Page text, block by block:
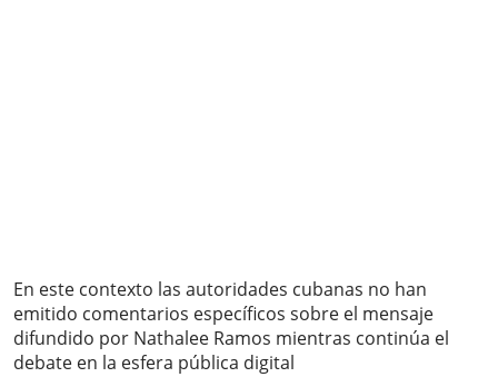
En este contexto las autoridades cubanas no han
emitido comentarios específicos sobre el mensaje
difundido por Nathalee Ramos mientras continúa el
debate en la esfera pública digital